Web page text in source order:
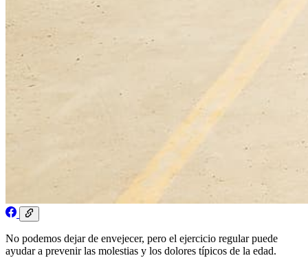
No podemos dejar de envejecer, pero el ejercicio regular puede
ayudar a prevenir las molestias y los dolores típicos de la edad.